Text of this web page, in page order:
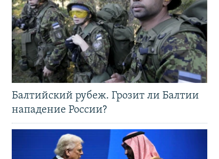
Балтийский рубеж. Грозит ли Балтии
нападение России?